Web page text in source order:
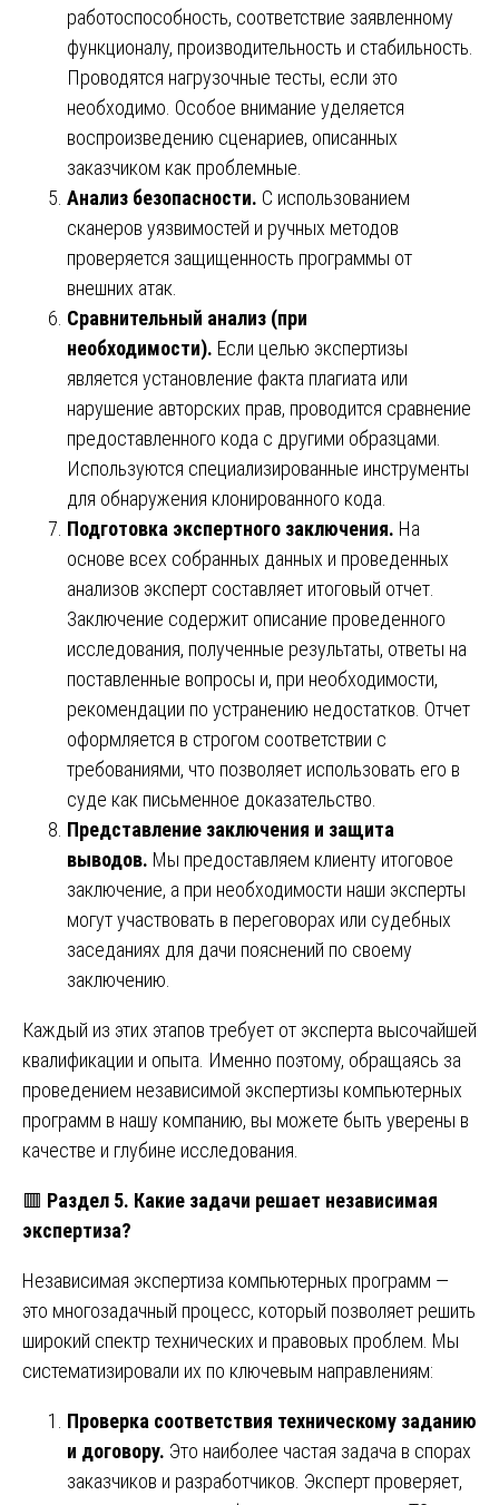
работоспособность, соответствие заявленному
функционалу, производительность и стабильность.
Проводятся нагрузочные тесты, если это
необходимо. Особое внимание уделяется
воспроизведению сценариев, описанных
заказчиком как проблемные.
Анализ безопасности. С использованием
сканеров уязвимостей и ручных методов
проверяется защищенность программы от
внешних атак.
Сравнительный анализ (при
необходимости). Если целью экспертизы
является установление факта плагиата или
нарушение авторских прав, проводится сравнение
предоставленного кода с другими образцами.
Используются специализированные инструменты
для обнаружения клонированного кода.
Подготовка экспертного заключения. На
основе всех собранных данных и проведенных
анализов эксперт составляет итоговый отчет.
Заключение содержит описание проведенного
исследования, полученные результаты, ответы на
поставленные вопросы и, при необходимости,
рекомендации по устранению недостатков. Отчет
оформляется в строгом соответствии с
требованиями, что позволяет использовать его в
суде как письменное доказательство.
Представление заключения и защита
выводов. Мы предоставляем клиенту итоговое
заключение, а при необходимости наши эксперты
могут участвовать в переговорах или судебных
заседаниях для дачи пояснений по своему
заключению.
Каждый из этих этапов требует от эксперта высочайшей
квалификации и опыта. Именно поэтому, обращаясь за
проведением независимой экспертизы компьютерных
программ в нашу компанию, вы можете быть уверены в
качестве и глубине исследования.
🟥 Раздел 5. Какие задачи решает независимая
экспертиза?
Независимая экспертиза компьютерных программ —
это многозадачный процесс, который позволяет решить
широкий спектр технических и правовых проблем. Мы
систематизировали их по ключевым направлениям:
Проверка соответствия техническому заданию
и договору. Это наиболее частая задача в спорах
заказчиков и разработчиков. Эксперт проверяет,